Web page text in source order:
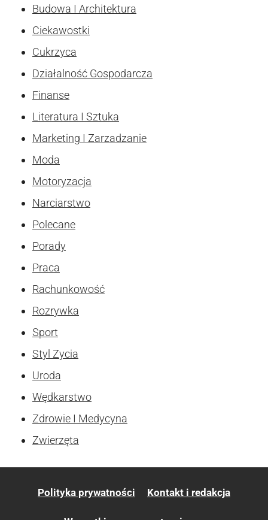
Budowa I Architektura
Ciekawostki
Cukrzyca
Działalność Gospodarcza
Finanse
Literatura I Sztuka
Marketing I Zarzadzanie
Moda
Motoryzacja
Narciarstwo
Polecane
Porady
Praca
Rachunkowość
Rozrywka
Sport
Styl Zycia
Uroda
Wędkarstwo
Zdrowie I Medycyna
Zwierzęta
Polityka prywatności Kontakt i redakcja